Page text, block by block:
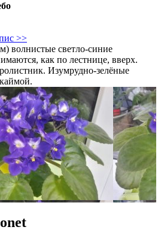
>>
волнистые светло-синие
как по лестнице, вверх.
Изумрудно-зелёные